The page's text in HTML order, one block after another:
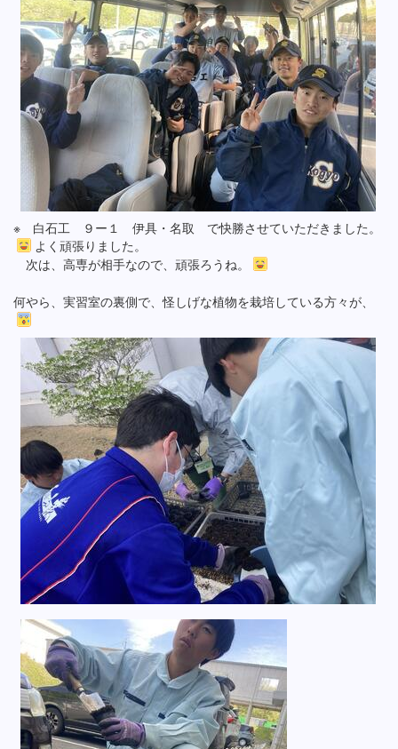
※ 白石工 ９ー１ 伊具・名取 で快勝させていただきました。
よく頑張りました。
次は、高専が相手なので、頑張ろうね。
何やら、実習室の裏側で、怪しげな植物を栽培している方々が、